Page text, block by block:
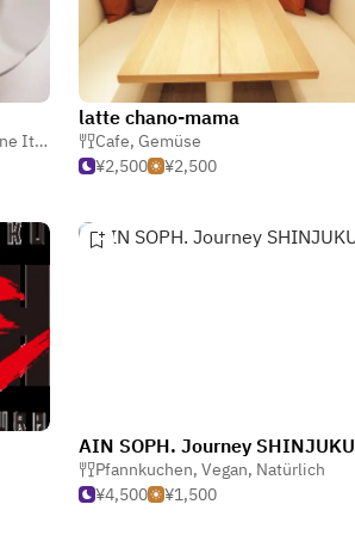
latte chano-mama
Cafe, Gemüse
¥2,500
¥2,500
AIN SOPH. Journey SHINJUKU
Pfannkuchen, Vegan, Natürlich
¥4,500
¥1,500